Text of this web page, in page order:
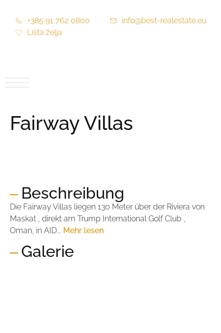
+385 91 762 0800
info@best-realestate.eu
Lista želja
Fairway Villas
Beschreibung
Die Fairway Villas liegen 130 Meter über der Riviera von
Maskat , direkt am Trump International Golf Club ,
Oman, in AID... Mehr lesen
Galerie